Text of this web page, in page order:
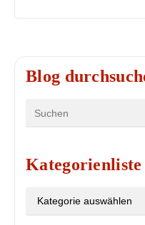
Blog
Kategorienliste